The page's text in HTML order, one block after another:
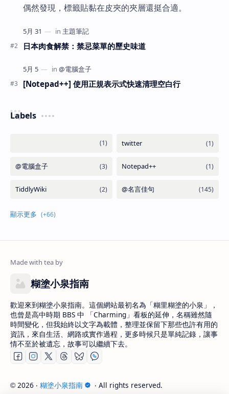
偶然發現，標籤貼黏在皮夾的夾層還挺合適。
日本肉食解禁：禁忌菜單的歷史味道
[Notepad++] 使用正規表示式快速清理空白行
Labels
糊塗小泉指南
歡迎來到糊塗小泉指南。這個網站最初名為「糊里糊塗的小泉」，
也曾是高中時期 BBS 中 「Charming」看板的延伸，名稱雖然隨
時間變化，但我始終以文字為載體，整理並保留下那些也許有用的
資訊，來自生活、網路或實作過程，更多時候只是單純記錄，讓事
情不至於被遺忘，故事可以繼續下去。
© 2026 ‧ 糊塗小泉指南 ‧ All rights reserved.